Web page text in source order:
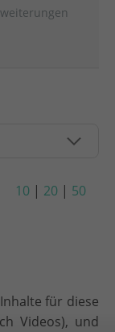
10 | 20 | 50
für diese
Videos), und